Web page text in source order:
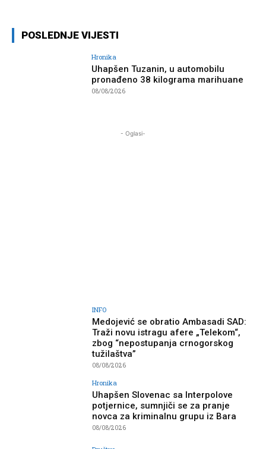
POSLEDNJE VIJESTI
Hronika
Uhapšen Tuzanin, u automobilu
pronađeno 38 kilograma marihuane
08/08/2026
- Oglasi-
INFO
Medojević se obratio Ambasadi SAD:
Traži novu istragu afere „Telekom“,
zbog “nepostupanja crnogorskog
tužilaštva”
08/08/2026
Hronika
Uhapšen Slovenac sa Interpolove
potjernice, sumnjiči se za pranje
novca za kriminalnu grupu iz Bara
08/08/2026